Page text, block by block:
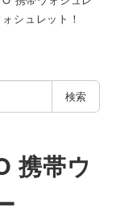
シュレット！
検索
携帯ウ